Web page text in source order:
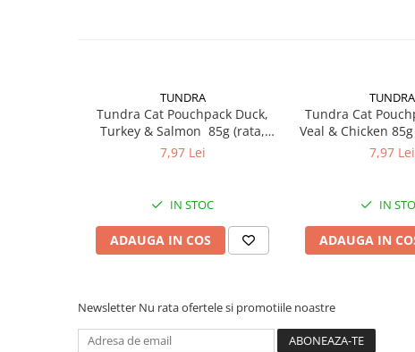
1 x recompensa cremoasa Natural Greatness
DHA SUPPORT 56G
1 x hrana umeda Tundra Cat Pouch
TUNDRA
Tundra Cat Pouchpack Duck,
Turkey & Salmon 85g (rata,
curcan & somon) Hrana Umeda
7,97 Lei
IN STOC
ADAUGA IN COS
TUNDRA
Tundra Cat
Veal & Chicken
Hrana7,97 Lei
IN
ADAUGA IN
Newsletter Nu rata ofertele si promotiile noastre